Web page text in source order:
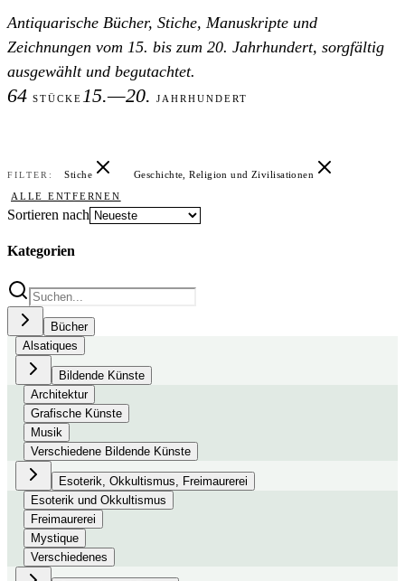
Antiquarische Bücher, Stiche, Manuskripte und
Zeichnungen vom 15. bis zum 20. Jahrhundert, sorgfältig
ausgewählt und begutachtet.
64 STÜCKE 15.—20. JAHRHUNDERT
FILTER: Stiche
Geschichte, Religion und Zivilisationen
ALLE ENTFERNEN
Sortieren nach
Kategorien
Bücher
Alsatiques
Bildende Künste
Architektur
Grafische Künste
Musik
Verschiedene Bildende Künste
Esoterik, Okkultismus, Freimaurerei
Esoterik und Okkultismus
Freimaurerei
Mystique
Verschiedenes